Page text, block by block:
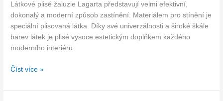
Látkové plisé žaluzie Lagarta představují velmi efektivní,
dokonalý a moderní způsob zastínění. Materiálem pro stínění je
speciální plisovaná látka. Díky své univerzálnosti a široké škále
barev látek je plisé vysoce estetickým doplňkem každého
moderního interiéru.
Číst více »